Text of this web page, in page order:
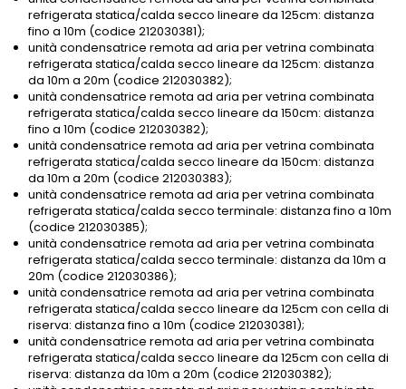
refrigerata statica/calda secco lineare da 125cm: distanza
fino a 10m (codice 212030381);
unità condensatrice remota ad aria per vetrina combinata
refrigerata statica/calda secco lineare da 125cm: distanza
da 10m a 20m (codice 212030382);
unità condensatrice remota ad aria per vetrina combinata
refrigerata statica/calda secco lineare da 150cm: distanza
fino a 10m (codice 212030382);
unità condensatrice remota ad aria per vetrina combinata
refrigerata statica/calda secco lineare da 150cm: distanza
da 10m a 20m (codice 212030383);
unità condensatrice remota ad aria per vetrina combinata
refrigerata statica/calda secco terminale: distanza fino a 10m
(codice 212030385);
unità condensatrice remota ad aria per vetrina combinata
refrigerata statica/calda secco terminale: distanza da 10m a
20m (codice 212030386);
unità condensatrice remota ad aria per vetrina combinata
refrigerata statica/calda secco lineare da 125cm con cella di
riserva: distanza fino a 10m (codice 212030381);
unità condensatrice remota ad aria per vetrina combinata
refrigerata statica/calda secco lineare da 125cm con cella di
riserva: distanza da 10m a 20m (codice 212030382);